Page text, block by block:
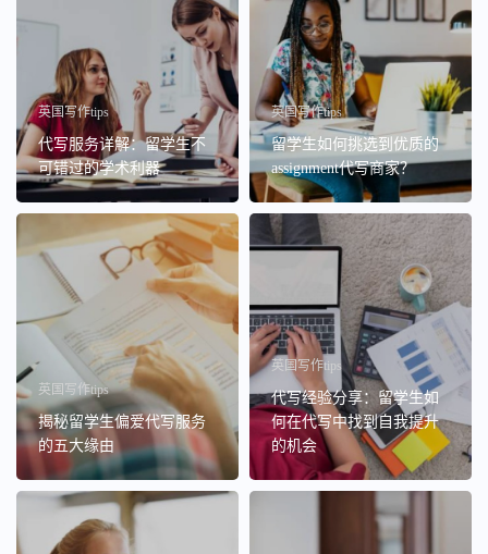
英国写作tips
代写服务详解：留学生不
可错过的学术利器
英国写作tips
留学生如何挑选到优质的
assignment代写商家？
英国写作tips
揭秘留学生偏爱代写服务
的五大缘由
英国写作tips
代写经验分享：留学生如
何在代写中找到自我提升
的机会